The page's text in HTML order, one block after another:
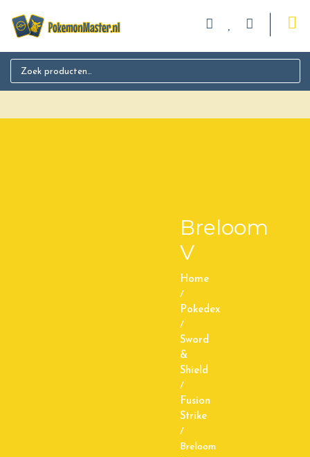
Search for:
Breloom
V
Home
/
Pokedex
/
Sword
&
Shield
/
Fusion
Strike
/
Breloom